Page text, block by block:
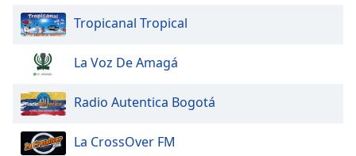
Font
Text
Edge
Tropicanal Tropical
La Voz De Amagá
Radio Autentica Bogotá
La CrossOver FM